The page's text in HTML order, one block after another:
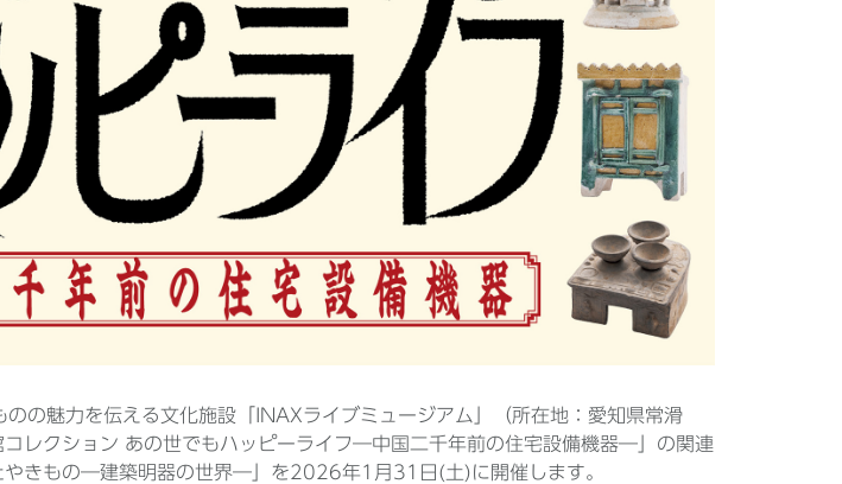
のの魅力を伝える文化施設「INAXライブミュージアム」（所在地：愛知県常滑
レクション あの世でもハッピーライフ―中国二千年前の住宅設備機器―」の関連
やきもの―建築明器の世界―」を2026年1月31日(土)に開催します。